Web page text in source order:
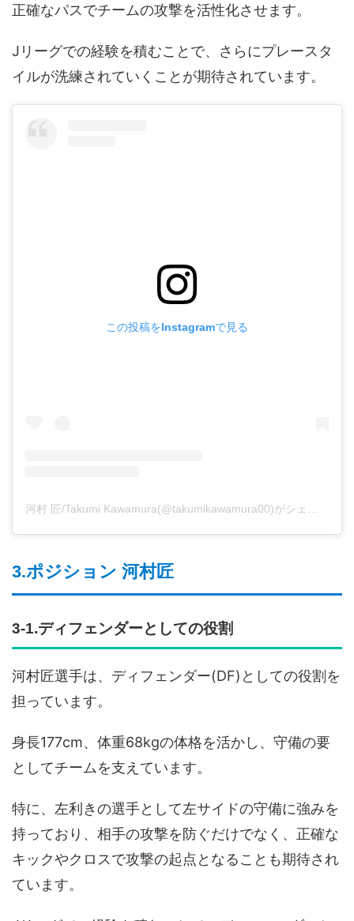
正確なパスでチームの攻撃を活性化させます。
Jリーグでの経験を積むことで、さらにプレースタ
イルが洗練されていくことが期待されています。
この投稿をInstagramで見る
河村 匠/Takumi Kawamura(@takumikawamura00)がシェアした投稿
3.ポジション 河村匠
3-1.ディフェンダーとしての役割
河村匠選手は、ディフェンダー(DF)としての役割を
担っています。
身長177cm、体重68kgの体格を活かし、守備の要
としてチームを支えています。
特に、左利きの選手として左サイドの守備に強みを
持っており、相手の攻撃を防ぐだけでなく、正確な
キックやクロスで攻撃の起点となることも期待され
ています。